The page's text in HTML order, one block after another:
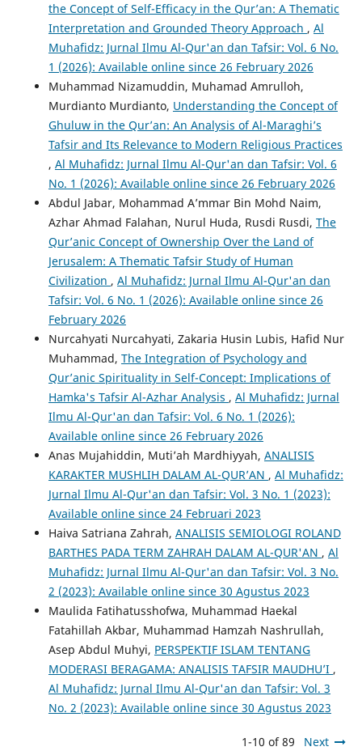
the Concept of Self-Efficacy in the Qur’an: A Thematic
Interpretation and Grounded Theory Approach , Al
Muhafidz: Jurnal Ilmu Al-Qur'an dan Tafsir: Vol. 6 No.
1 (2026): Available online since 26 February 2026
Muhammad Nizamuddin, Muhamad Amrulloh,
Murdianto Murdianto, Understanding the Concept of
Ghuluw in the Qur’an: An Analysis of Al-Maraghi’s
Tafsir and Its Relevance to Modern Religious Practices
, Al Muhafidz: Jurnal Ilmu Al-Qur'an dan Tafsir: Vol. 6
No. 1 (2026): Available online since 26 February 2026
Abdul Jabar, Mohammad A’mmar Bin Mohd Naim,
Azhar Ahmad Falahan, Nurul Huda, Rusdi Rusdi, The
Qur’anic Concept of Ownership Over the Land of
Jerusalem: A Thematic Tafsir Study of Human
Civilization , Al Muhafidz: Jurnal Ilmu Al-Qur'an dan
Tafsir: Vol. 6 No. 1 (2026): Available online since 26
February 2026
Nurcahyati Nurcahyati, Zakaria Husin Lubis, Hafid Nur
Muhammad, The Integration of Psychology and
Qur’anic Spirituality in Self-Concept: Implications of
Hamka's Tafsir Al-Azhar Analysis , Al Muhafidz: Jurnal
Ilmu Al-Qur'an dan Tafsir: Vol. 6 No. 1 (2026):
Available online since 26 February 2026
Anas Mujahiddin, Muti’ah Mardhiyyah, ANALISIS
KARAKTER MUSHLIH DALAM AL-QUR’AN , Al Muhafidz:
Jurnal Ilmu Al-Qur'an dan Tafsir: Vol. 3 No. 1 (2023):
Available online since 24 Februari 2023
Haiva Satriana Zahrah, ANALISIS SEMIOLOGI ROLAND
BARTHES PADA TERM ZAHRAH DALAM AL-QUR'AN , Al
Muhafidz: Jurnal Ilmu Al-Qur'an dan Tafsir: Vol. 3 No.
2 (2023): Available online since 30 Agustus 2023
Maulida Fatihatusshofwa, Muhammad Haekal
Fatahillah Akbar, Muhammad Hamzah Nashrullah,
Asep Abdul Muhyi, PERSPEKTIF ISLAM TENTANG
MODERASI BERAGAMA: ANALISIS TAFSIR MAUDHU’I ,
Al Muhafidz: Jurnal Ilmu Al-Qur'an dan Tafsir: Vol. 3
No. 2 (2023): Available online since 30 Agustus 2023
1-10 of 89 Next